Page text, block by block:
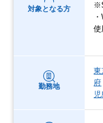
対象となる方
使
勤務地
東
府